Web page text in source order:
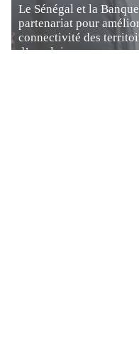
Le Sénégal et la
partenariat pour
connectivité des
d’emploi